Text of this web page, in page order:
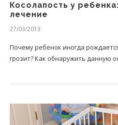
Косолапость у
лечение
27/03/2013
Почему ребенок иногда
грозит? Как обнаружить данную